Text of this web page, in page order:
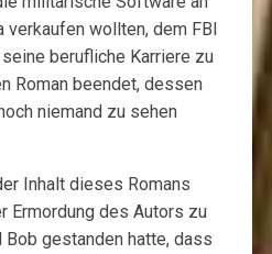
verkaufen wollten, dem FBI
berufliche Karriere zu
Roman beendet, dessen
niemand zu sehen
Inhalt dieses Romans
Ermordung des Autors zu
Bob gestanden hatte, dass